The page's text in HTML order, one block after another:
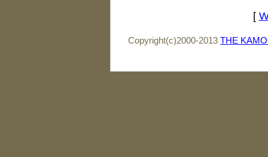
[
Copyright(c)2000-2013 THE